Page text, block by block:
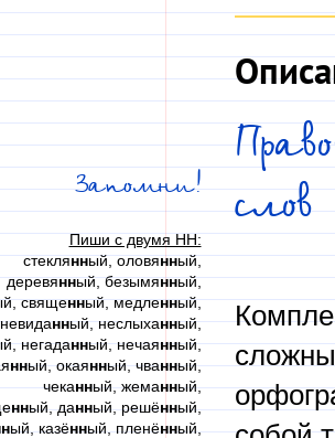
Запомни!
Пиши с двумя НН:
стеклянный, оловянный,
деревянный, безымянный,
священный, медленный,
невиданный, неслыханный,
негаданный, нечаянный,
нный, окаянный, чванный,
чеканный, жеманный,
нный, данный, решённый,
ый, казённый, пленённый,
слов